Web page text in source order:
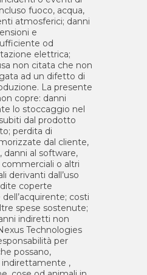
fuoco, acqua,
atmosferici; danni
e
od
elettrica;
non citata che non
ad un difetto di
La presente
copre: danni
lo stoccaggio nel
dal prodotto
perdita di
dal cliente,
al software,
o altri
derivanti dall’uso
coperte
dell’acquirente; costi
spese sostenute;
indiretti non
Technologies
per
possano,
,